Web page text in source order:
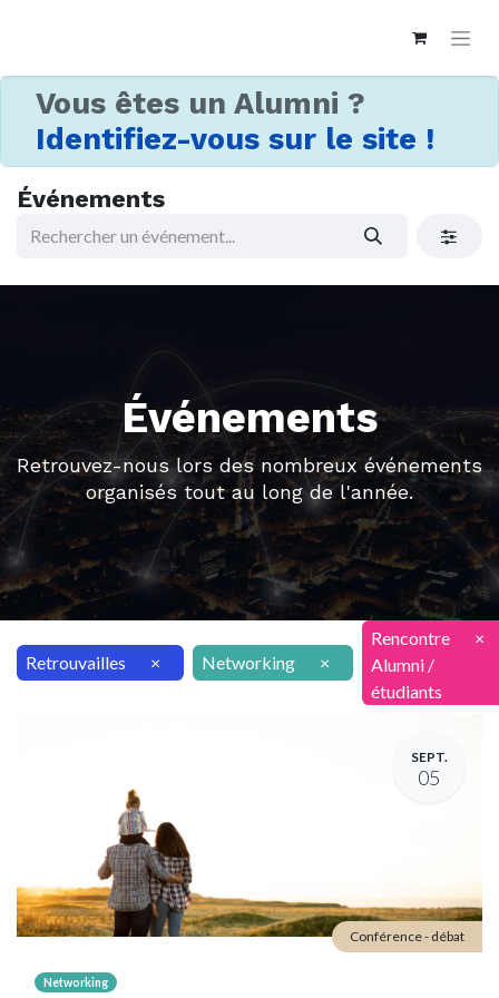
Vous êtes un Alumni ?
Identifiez-vous sur le site !
Événements
Événements
Retrouvez-nous lors des nombreux événements
organisés tout au long de l'année.
Retrouvailles × Networking ×
Rencontre
Alumni /
étudiants
×
SEPT.
05
Networking
Conférence - débat